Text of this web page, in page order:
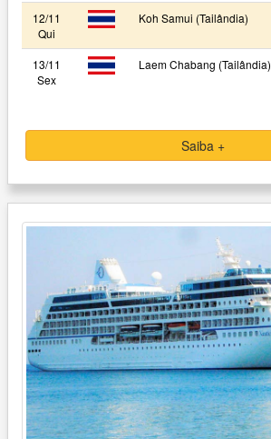
12/11
Qui
Koh Samui (Tailândia)
13/11
Sex
Laem Chabang (Tailândia)
Saiba +